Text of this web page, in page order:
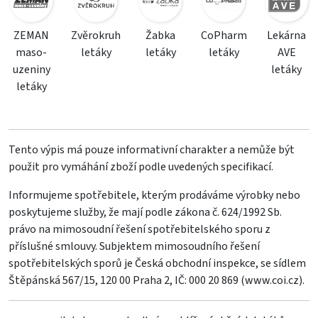
ZEMAN
maso-
uzeniny
letáky
Zvěrokruh
letáky
Žabka
letáky
CoPharm
letáky
Lekárna
AVE
letáky
Tento výpis má pouze informativní charakter a nemůže být
použit pro vymáhání zboží podle uvedených specifikací.
Informujeme spotřebitele, kterým prodáváme výrobky nebo
poskytujeme služby, že mají podle zákona č. 624/1992 Sb.
právo na mimosoudní řešení spotřebitelského sporu z
příslušné smlouvy. Subjektem mimosoudního řešení
spotřebitelských sporů je Česká obchodní inspekce, se sídlem
Štěpánská 567/15, 120 00 Praha 2, IČ: 000 20 869 (www.coi.cz).